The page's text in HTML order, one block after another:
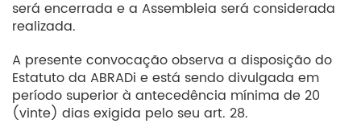
será encerrada e a Assembleia será considerada
realizada.
A presente convocação observa a disposição do
Estatuto da ABRADi e está sendo divulgada em
período superior à antecedência mínima de 20
(vinte) dias exigida pelo seu art. 28.